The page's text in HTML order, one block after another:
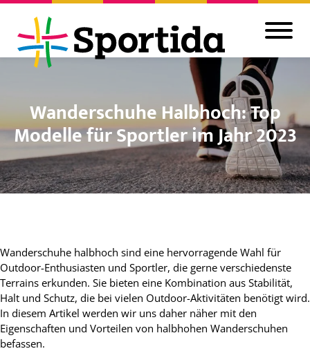
Wanderschuhe Halbhoch: Top
Modelle für Sportler im Jahr 2023
Wanderschuhe halbhoch sind eine hervorragende Wahl für
Outdoor-Enthusiasten und Sportler, die gerne verschiedenste
Terrains erkunden. Sie bieten eine Kombination aus Stabilität,
Halt und Schutz, die bei vielen Outdoor-Aktivitäten benötigt wird.
In diesem Artikel werden wir uns daher näher mit den
Eigenschaften und Vorteilen von halbhohen Wanderschuhen
befassen.